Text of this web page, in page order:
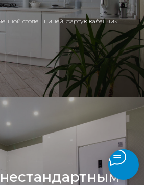
столешницей, фартук кабанчик